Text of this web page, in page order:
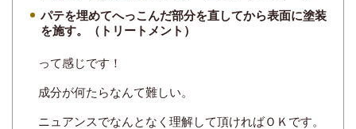
パテを埋めてへっこんだ部分を直してから表面に塗装
を施す。（トリートメント）
って感じです！
成分が何たらなんて難しい。
ニュアンスでなんとなく理解して頂ければＯＫです。